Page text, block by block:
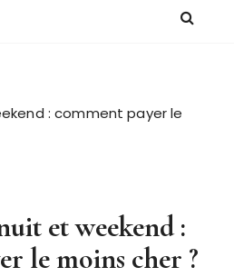
: comment payer le
et weekend :
le moins cher ?